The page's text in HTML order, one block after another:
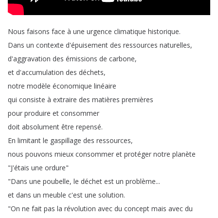
Nous faisons face à une urgence climatique historique.
Dans un contexte d'épuisement des ressources naturelles,
d'aggravation des émissions de carbone,
et d'accumulation des déchets,
notre modèle économique linéaire
qui consiste à extraire des matières premières
pour produire et consommer
doit absolument être repensé.
En limitant le gaspillage des ressources,
nous pouvons mieux consommer et protéger notre planète
"J'étais une ordure"
"Dans une poubelle, le déchet est un problème...
et dans un meuble c'est une solution.
"On ne fait pas la révolution avec du concept mais avec du